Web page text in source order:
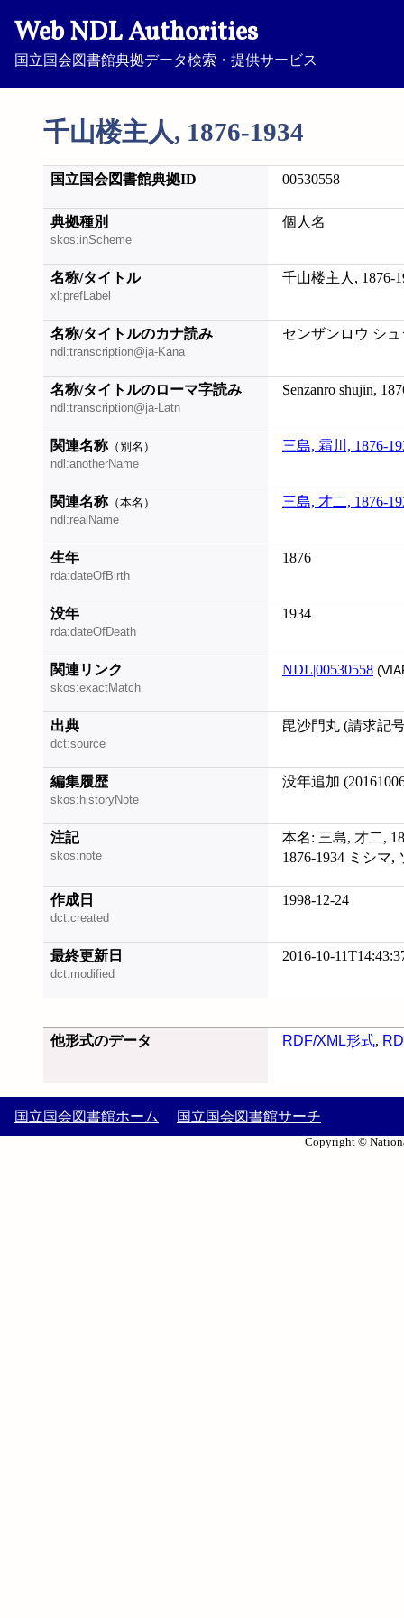
Web NDL Authorities
国立国会図書館典拠データ検索・提供サービス
千山楼主人, 1876-1934
国立国会図書館典拠ID 00530558
典拠種別
skos:inScheme
個人名
名称/タイトル
xl:prefLabel
千山楼主人, 1876-
名称/タイトルのカナ読み
ndl:transcription@ja-Kana
センザンロウ シュ
名称/タイトルのローマ字読み
ndl:transcription@ja-Latn
Senzanro shujin,
関連名称（別名）
ndl:anotherName
三島, 霜川, 1876-
関連名称（本名）
ndl:realName
三島, 才二, 1876-
生年
rda:dateOfBirth
1876
没年
rda:dateOfDeath
1934
関連リンク
skos:exactMatch
NDL|00530558
出典
dct:source
毘沙門丸 (請求記
編集履歴
skos:historyNote
没年追加
注記
skos:note
本名: 三島, 才二,
1876-1934 ミシマ,
作成日
dct:created
1998-12-24
最終更新日
dct:modified
2016-10-
他形式のデータ RDF/XML形式,
国立国会図書館ホーム 国立国会図書館サーチ
Copyright ©